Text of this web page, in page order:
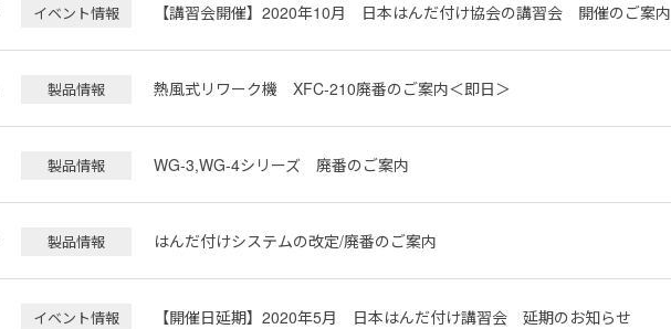
イベント情報 【講習会開催】2020年10月 日本はんだ付け協会の講習会 開催のご案内
製品情報 熱風式リワーク機 XFC-210廃番のご案内＜即日＞
製品情報 WG-3,WG-4シリーズ 廃番のご案内
製品情報 はんだ付けシステムの改定/廃番のご案内
イベント情報 【開催日延期】2020年5月 日本はんだ付け講習会 延期のお知らせ